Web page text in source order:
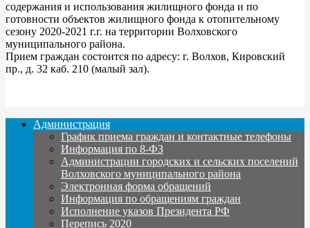
содержания и использования жилищного фонда и по
готовности объектов жилищного фонда к отопительному
сезону 2020-2021 г.г. на территории Волховского
муниципального района.
Прием граждан состоится по адресу: г. Волхов, Кировский
пр., д. 32 каб. 210 (малый зал).
Администрация
График приема граждан и контактные телефоны
Информация по 8-ФЗ
Администрации городских и сельских поселений
Волховского муниципального района
Электронная форма обращений
Информация по обращениям граждан
Исполнение указов Президента РФ
Перепись 2020